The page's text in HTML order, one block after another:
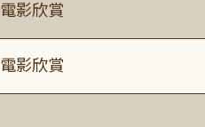
影欣賞
影欣賞